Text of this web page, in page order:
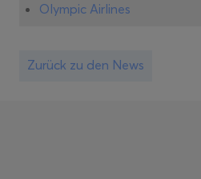
Olympic Airlines
Zurück zu den News